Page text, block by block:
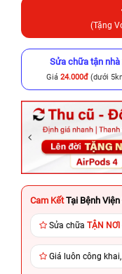
(Tặng
Sửa chữa tận nhà
Giá 24.000đ(dưới
Cam Kết Tại Bệnh
Sửa chữa TẬN NƠI
Giá luôn công